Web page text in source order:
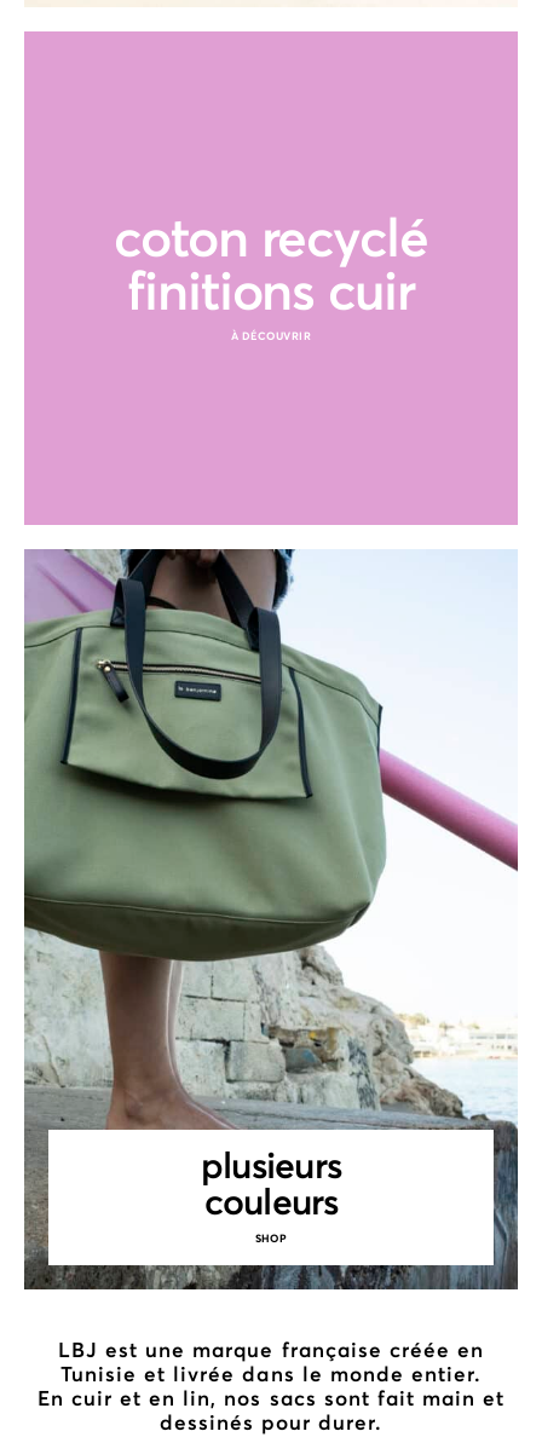
coton recyclé
finitions cuir
À DÉCOUVRIR
plusieurs
couleurs
SHOP
LBJ est une marque française créée en
Tunisie et livrée dans le monde entier.
En cuir et en lin, nos sacs sont fait main et
dessinés pour durer.